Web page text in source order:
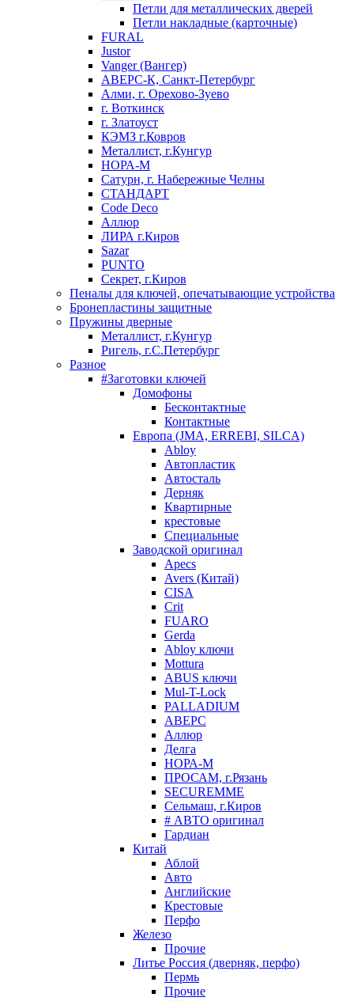
Петли для металлических дверей
Петли накладные (карточные)
FURAL
Justor
Vanger (Вангер)
АВЕРС-К, Санкт-Петербург
Алми, г. Орехово-Зуево
г. Воткинск
г. Златоуст
КЭМЗ г.Ковров
Металлист, г.Кунгур
НОРА-М
Сатурн, г. Набережные Челны
СТАНДАРТ
Code Deco
Аллюр
ЛИРА г.Киров
Sazar
PUNTO
Секрет, г.Киров
Пеналы для ключей, опечатывающие устройства
Бронепластины защитные
Пружины дверные
Металлист, г.Кунгур
Ригель, г.С.Петербург
Разное
#Заготовки ключей
Домофоны
Бесконтактные
Контактные
Европа (JMA, ERREBI, SILCA)
Abloy
Автопластик
Автосталь
Дерняк
Квартирные
крестовые
Специальные
Заводской оригинал
Apecs
Avers (Китай)
CISA
Crit
FUARO
Gerda
Abloy ключи
Mottura
ABUS ключи
Mul-T-Lock
PALLADIUM
АВЕРС
Аллюр
Делга
НОРА-М
ПРОСАМ, г.Рязань
SECUREMME
Сельмаш, г.Киров
# АВТО оригинал
Гардиан
Китай
Аблой
Авто
Английские
Крестовые
Перфо
Железо
Прочие
Литье Россия (дверняк, перфо)
Пермь
Прочие